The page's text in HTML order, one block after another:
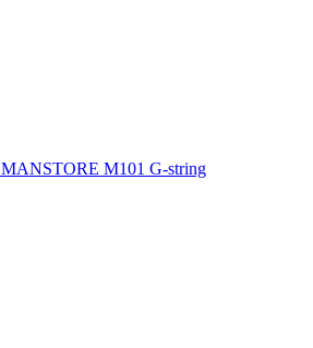
MANSTORE M101 G-string